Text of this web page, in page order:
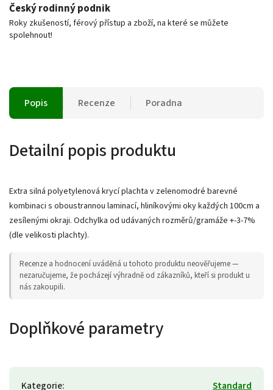
Český rodinný podnik
Roky zkušeností, férový přístup a zboží, na které se můžete
spolehnout!
Popis Recenze Poradna
Detailní popis produktu
Extra silná polyetylenová krycí plachta v zelenomodré barevné
kombinaci s oboustrannou laminací, hliníkovými oky každých 100cm a
zesílenými okraji. Odchylka od udávaných rozměrů/gramáže +-3-7%
(dle velikosti plachty).
Recenze a hodnocení uváděná u tohoto produktu neověřujeme —
nezaručujeme, že pocházejí výhradně od zákazníků, kteří si produkt u
nás zakoupili.
Doplňkové parametry
Kategorie:
Standard